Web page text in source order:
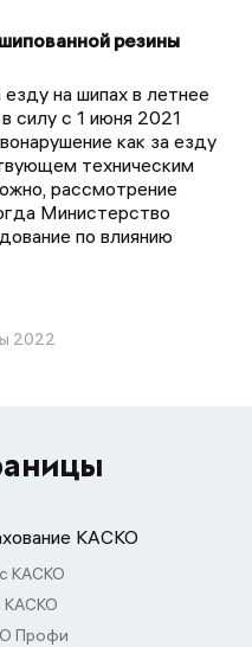
резины
на шипах в летнее
силу с 1 июня 2021
как за езду
техническим
рассмотрение
Министерство
по влиянию
2022
КАСКО
КАСКО
КАСКО
Профи